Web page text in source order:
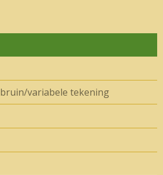
bruin/variabele tekening